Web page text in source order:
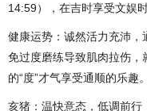
14:59），在吉时享受文娱
健康运势：诚然活力充沛
免过度磨练导致肌肉拉伤
的“度”才气享受通顺的乐趣。
亥猪：温快意态，低调前行